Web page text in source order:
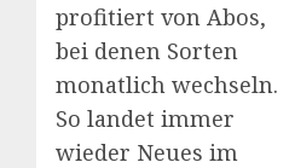
profitiert von Abos,
bei denen Sorten
monatlich wechseln.
So landet immer
wieder Neues im